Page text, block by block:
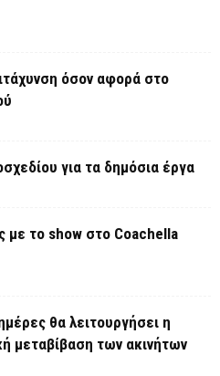
όσον αφορά στο
για τα δημόσια έργα
με το show στο Coachella
θα λειτουργήσει η
μεταβίβαση των ακινήτων